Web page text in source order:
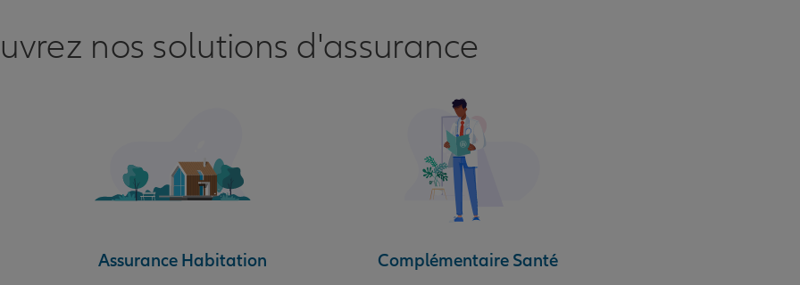
nos solutions d'assurance
Assurance Habitation Complémentaire Santé